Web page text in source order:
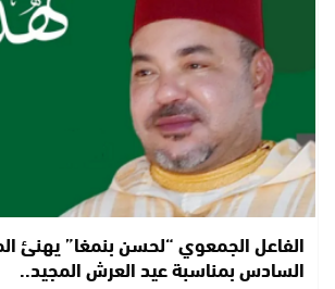
الفاعل الجمعوي “لحسن بنمغا” يهنئ
السادس بمناسبة عيد العرش المجيد..